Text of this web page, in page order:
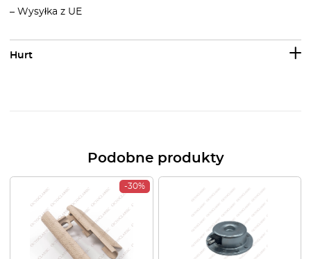
– Wysyłka z UE
Hurt
Podobne produkty
-30%